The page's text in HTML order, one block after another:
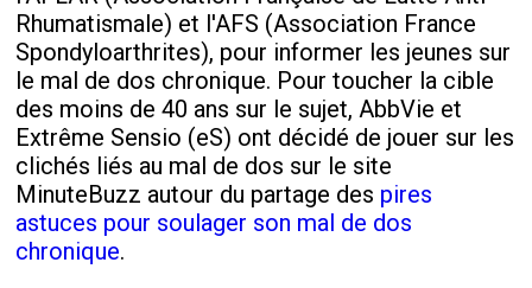
Rhumatismale) et l'AFS (Association France
Spondyloarthrites), pour informer les jeunes sur
le mal de dos chronique. Pour toucher la cible
des moins de 40 ans sur le sujet, AbbVie et
Extrême Sensio (eS) ont décidé de jouer sur les
clichés liés au mal de dos sur le site
MinuteBuzz autour du partage des pires
astuces pour soulager son mal de dos
chronique.